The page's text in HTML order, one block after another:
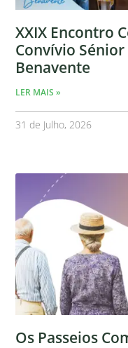
XXIX Encontro
Convívio
Benavente
LER MAIS »
31 de Julho, 2026
Os Passeios